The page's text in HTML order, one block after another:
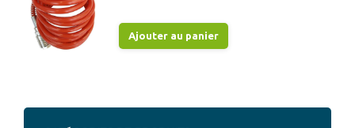
Ajouter au panier